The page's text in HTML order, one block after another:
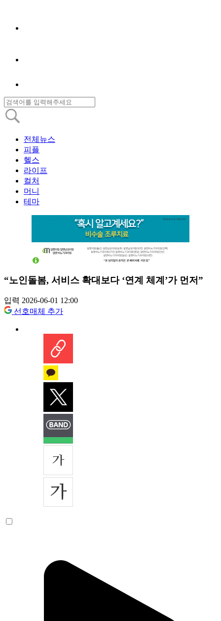
전체뉴스
피플
헬스
라이프
컬처
머니
테마
“노인돌봄, 서비스 확대보다 ‘연계 체계’가 먼저”
입력 2026-06-01 12:00
선호매체 추가